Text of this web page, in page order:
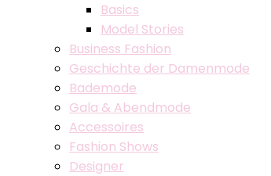
Basics
Model Stories
Business Fashion
Geschichte der Damenmode
Bademode
Gala & Abendmode
Accessoires
Fashion Shows
Designer